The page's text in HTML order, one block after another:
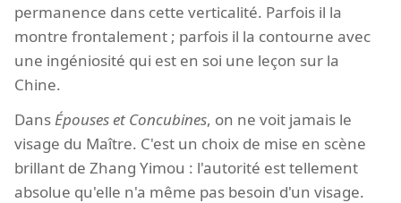
permanence dans cette verticalité. Parfois il la
montre frontalement ; parfois il la contourne avec
une ingéniosité qui est en soi une leçon sur la
Chine.
Dans Épouses et Concubines, on ne voit jamais le
visage du Maître. C'est un choix de mise en scène
brillant de Zhang Yimou : l'autorité est tellement
absolue qu'elle n'a même pas besoin d'un visage.